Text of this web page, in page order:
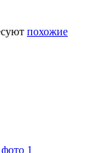
похожие